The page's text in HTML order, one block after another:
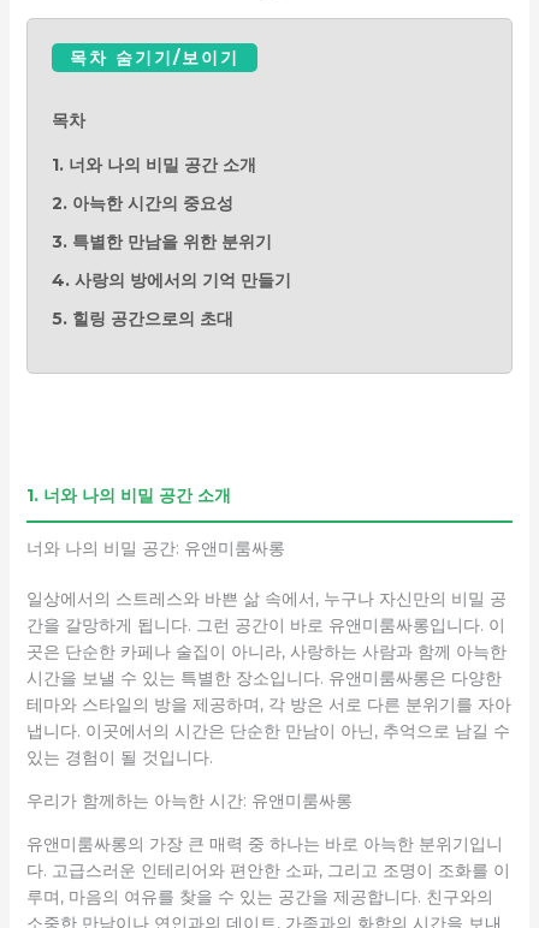
목차 숨기기/보이기
목차
1. 너와 나의 비밀 공간 소개
2. 아늑한 시간의 중요성
3. 특별한 만남을 위한 분위기
4. 사랑의 방에서의 기억 만들기
5. 힐링 공간으로의 초대
1. 너와 나의 비밀 공간 소개
너와 나의 비밀 공간: 유앤미룸싸롱
일상에서의 스트레스와 바쁜 삶 속에서, 누구나 자신만의 비밀 공
간을 갈망하게 됩니다. 그런 공간이 바로 유앤미룸싸롱입니다. 이
곳은 단순한 카페나 술집이 아니라, 사랑하는 사람과 함께 아늑한
시간을 보낼 수 있는 특별한 장소입니다. 유앤미룸싸롱은 다양한
테마와 스타일의 방을 제공하며, 각 방은 서로 다른 분위기를 자아
냅니다. 이곳에서의 시간은 단순한 만남이 아닌, 추억으로 남길 수
있는 경험이 될 것입니다.
우리가 함께하는 아늑한 시간: 유앤미룸싸롱
유앤미룸싸롱의 가장 큰 매력 중 하나는 바로 아늑한 분위기입니
다. 고급스러운 인테리어와 편안한 소파, 그리고 조명이 조화를 이
루며, 마음의 여유를 찾을 수 있는 공간을 제공합니다. 친구와의
소중한 만남이나 연인과의 데이트, 가족과의 화합의 시간을 보내